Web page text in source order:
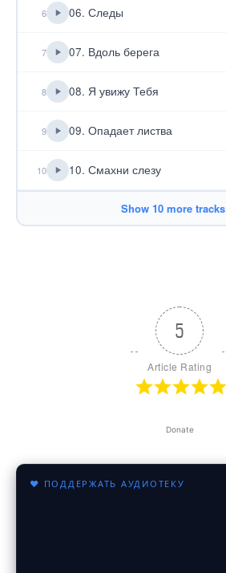
6 06. Следы
7 07. Вдоль берега
8 08. Я увижу Тебя
9 09. Опадает листва
10 10. Смахни слезу
Show 10 more tracks
5
Article Rating
Donate
♥ ПОДДЕРЖАТЬ АУДИОТЕКУ